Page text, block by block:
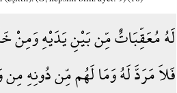
لَهُ مُعَقِّبَاتٌ مِّن بَيْنِ يَدَيْهِ وَمِنْ
فَلاَ مَرَدَّ لَهُ وَمَا لَهُم مِّن دُونِهِ مِن